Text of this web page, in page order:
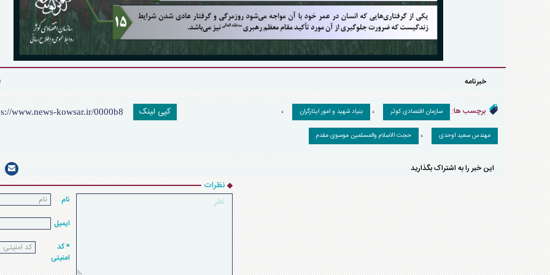
خبرنامه
برچسب ها: سازمان اقتصادی کوثر ، بنیاد شهید و امور ایثارگران ،
مهندس سعید اوحدی ، حجت الاسلام والمسلمین موسوی مقدم
کپی لینک
این خبر را به اشتراک بگذارید
نظرات
نام
ایمیل
* کد
امنیتی